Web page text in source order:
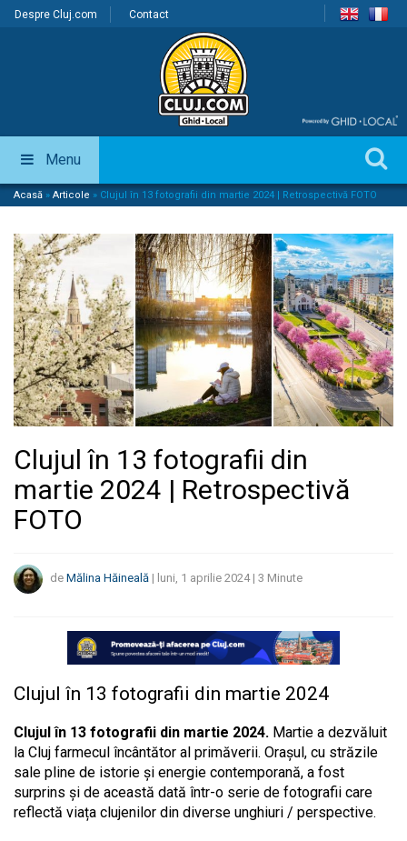
Despre Cluj.com Contact
Menu
Acasă » Articole » Clujul în 13 fotografii din martie 2024 | Retrospectivă FOTO
Clujul în 13 fotografii din
martie 2024 | Retrospectivă
FOTO
de Mălina Hăineală | luni, 1 aprilie 2024| 3 Minute
Clujul în 13 fotografii din martie 2024
Clujul în 13 fotografii din martie 2024. Martie a dezvăluit
la Cluj farmecul încântător al primăverii. Orașul, cu străzile
sale pline de istorie și energie contemporană, a fost
surprins și de această dată într-o serie de fotografii care
reflectă viața clujenilor din diverse unghiuri / perspective.